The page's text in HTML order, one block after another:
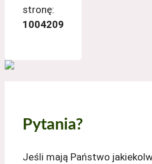
stronę:
1004209
Pytania?
Jeśli mają Państwo